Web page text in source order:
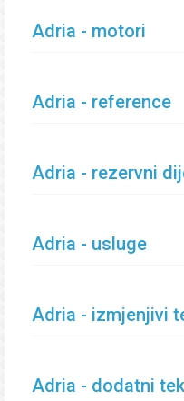
Adria - motori
Adria - reference
Adria - rezervni
Adria - usluge
Adria - izmjenjivi
Adria - dodatni